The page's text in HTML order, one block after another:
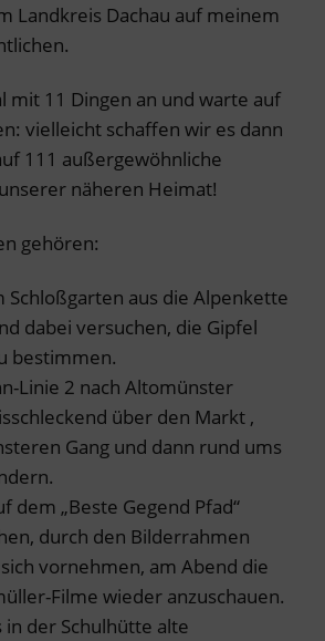
Landkreis Dachau auf meinem
mit 11 Dingen an und warte auf
vielleicht schaffen wir es dann
111 außergewöhnliche
näheren Heimat!
gehören:
Schloßgarten aus die Alpenkette
dabei versuchen, die Gipfel
bestimmen.
Linie 2 nach Altomünster
über den Markt ,
Gang und dann rund ums
dem „Beste Gegend Pfad“
durch den Bilderrahmen
vornehmen, am Abend die
Filme wieder anzuschauen.
in der Schulhütte alte